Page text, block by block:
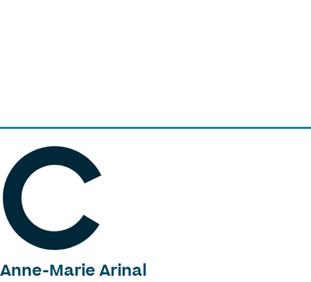
Anne-Marie Arinal